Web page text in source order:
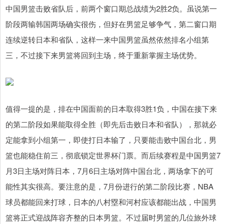
中国男篮击败省队后，前两个窗口期总战绩为2胜2负。虽说第一
阶段两输韩国两场确实很伤，但好在男篮足够争气，第二窗口期
连续逆转日本和省队，这样一来中国男篮虽然依然排名小组第
三，不过接下来男篮将回到主场，终于重新掌握主场优势。
值得一提的是，排在中国面前的日本取得3胜1负，中国在接下来
的第二阶段如果能取得全胜（即先后击败日本和省队），那就必
定能拿到小组第一，即使打日本输了，只要能击败中国台北，男
篮也能稳住前三，彻底锁定世界杯门票。而后续赛程是中国男篮7
月3日主场对阵日本，7月6日主场对阵中国台北，两场拿下的可
能性其实很高。要注意的是，7月份进行的第二阶段比赛，NBA
球员都能回来打球，日本的八村塁和河村应该都能出战，中国男
篮将正式迎战阵容齐整的日本男篮。不过届时男篮的几位旅外球